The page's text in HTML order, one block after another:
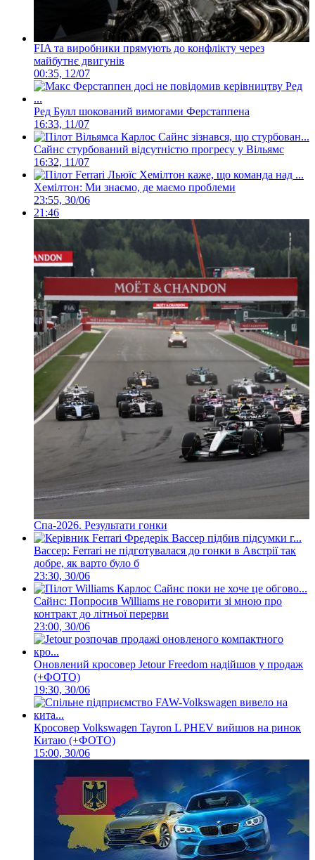
FIA та виробники прямують до конфлікту через
майбутнє двигунів
00:35, 12/07
Ред Булл шокований вимогами Ферстаппена
16:33, 11/07
Сайнс стурбований відсутністю прогресу у Вільямс
16:32, 11/07
Хемілтон: Ми знаємо, де маємо проблеми
23:55, 30/06
21:46
Спа-2026. Результати гонки
Вассер: Ferrari не підготувалася до гонки в Австрії так
добре, як варто було б
23:30, 30/06
Сайнс: Попросив Williams не говорити зі мною про
контракт до літньої перерви
23:00, 30/06
Оновлений кросовер Jetour Freedom надійшов у продаж
(+ФОТО)
19:30, 30/06
Кросовер Volkswagen Tayron L PHEV вийшов на ринок
Китаю (+ФОТО)
15:00, 30/06